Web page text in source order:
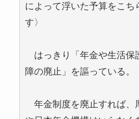
によって浮いた予算をこち
す〉
はっきり「年金や生活保
障の廃止」を謳っている。
年金制度を廃止すれば、